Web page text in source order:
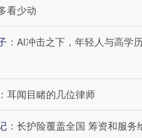
看少动
： AI冲击之下，年轻人与高学
： 耳闻目睹的几位律师
： 长护险覆盖全国 筹资和服务